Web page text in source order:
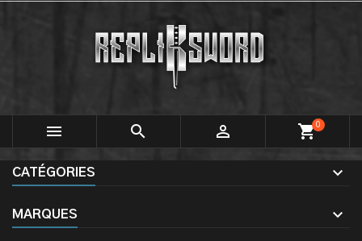
   shopping_cart0
CATÉGORIES
MARQUES